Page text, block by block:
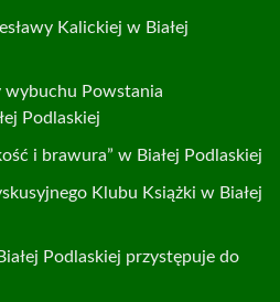
Kalickiej w Białej
Powstania
Podlaskiej
i brawura” w Białej Podlaskiej
Klubu Książki w Białej
Podlaskiej przystępuje do